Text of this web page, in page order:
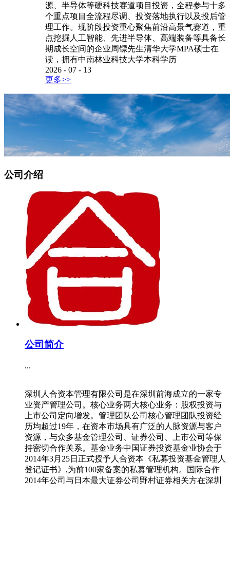
源、半导体等硬科技赛道项目投资，全程参与十多
个重点项目全流程尽调、投资落地执行以及投后管
理工作。现阶段投资重心聚焦前沿高景气赛道，重
点挖掘人工智能、先进半导体、高端装备等具备长
期成长空间的企业周镖先生清华大学MPA硕士在
读，拥有中南林业科技大学本科学历
2026 - 07 - 13
更多>>
公司介绍
公司简介
...
深圳人合资本管理有限公司是在深圳前海成立的一家专
业资产管理公司。核心业务两大核心业务：股权投资与
上市公司定向增发。管理团队公司核心管理团队投资经
历均超过19年，在资本市场具有广泛的人脉资源与客户
资源，与众多基金管理公司、证券公司、上市公司等保
持密切合作关系。基金业务中国证券投资基金业协会于
2014年3月25日正式授予人合资本《私募投资基金管理人
登记证书》,为前100家备案的私募管理机构。国际合作
2014年公司与日本最大证券公司野村证券相关方在深圳